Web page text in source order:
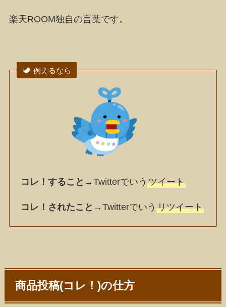
楽天ROOM独自の言葉です。
例えるなら
コレ！すること →Twitterでいうツイート
コレ！されたこと →Twitterでいうリツイート
商品投稿(コレ！)の仕方